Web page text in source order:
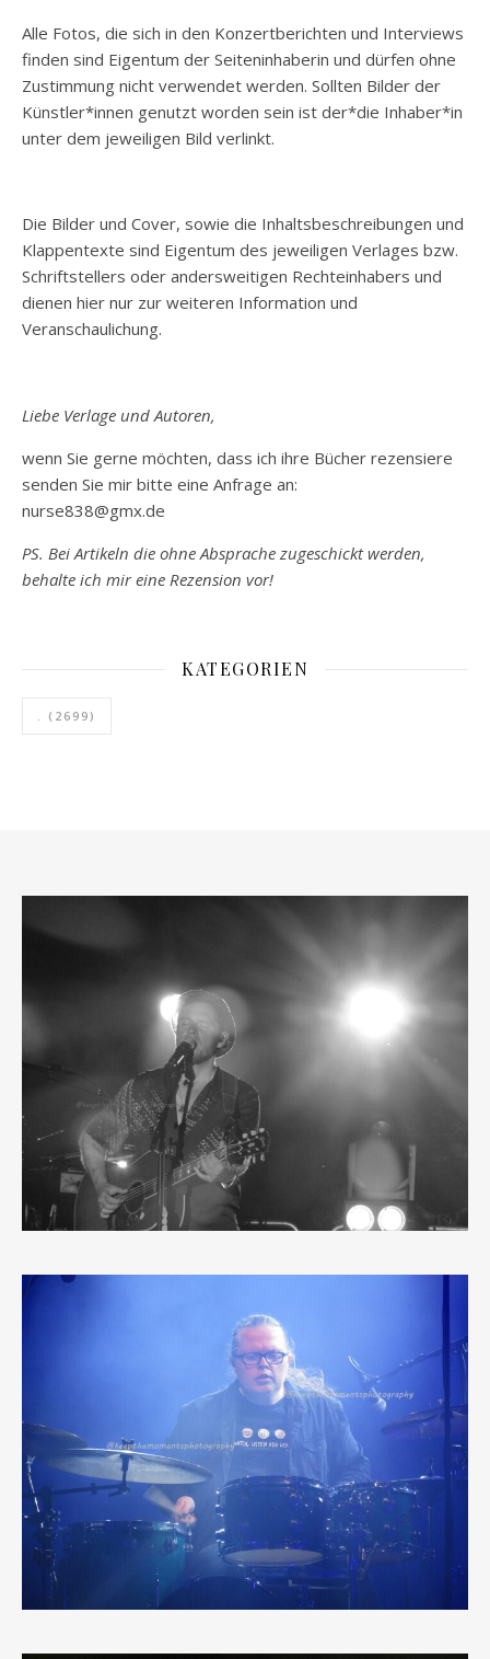
Alle Fotos, die sich in den Konzertberichten und Interviews
finden sind Eigentum der Seiteninhaberin und dürfen ohne
Zustimmung nicht verwendet werden. Sollten Bilder der
Künstler*innen genutzt worden sein ist der*die Inhaber*in
unter dem jeweiligen Bild verlinkt.
Die Bilder und Cover, sowie die Inhaltsbeschreibungen und
Klappentexte sind Eigentum des jeweiligen Verlages bzw.
Schriftstellers oder andersweitigen Rechteinhabers und
dienen hier nur zur weiteren Information und
Veranschaulichung.
Liebe Verlage und Autoren,
wenn Sie gerne möchten, dass ich ihre Bücher rezensiere
senden Sie mir bitte eine Anfrage an:
nurse838@gmx.de
PS. Bei Artikeln die ohne Absprache zugeschickt werden,
behalte ich mir eine Rezension vor!
KATEGORIEN
. (2699)